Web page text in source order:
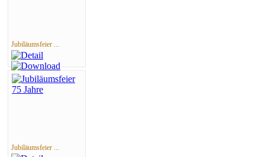
Jubiläumsfeier ...
Jubiläumsfeier ...